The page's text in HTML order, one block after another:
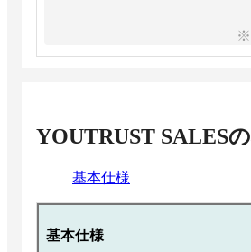
YOUTRUST SALES
基本仕様
基本仕様